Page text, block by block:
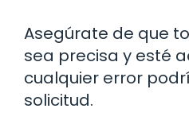
Asegúrate de que
sea precisa y esté
cualquier error
solicitud.